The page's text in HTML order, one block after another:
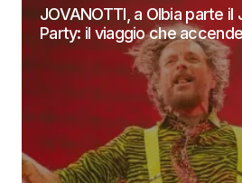
JOVANOTTI, a Olbia parte il
Party: il viaggio che